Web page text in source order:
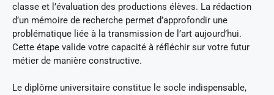
classe et l’évaluation des productions élèves. La rédaction
d’un mémoire de recherche permet d’approfondir une
problématique liée à la transmission de l’art aujourd’hui.
Cette étape valide votre capacité à réfléchir sur votre futur
métier de manière constructive.
Le diplôme universitaire constitue le socle indispensable,